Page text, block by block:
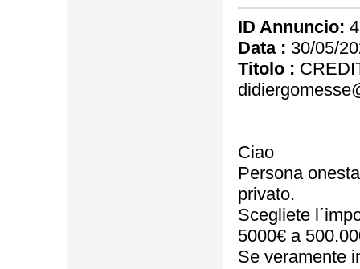
ID Annuncio:
Data : 30/05/
Titolo :
Ciao
Persona
privato.
Scegliete
5000€ a
Se veramente